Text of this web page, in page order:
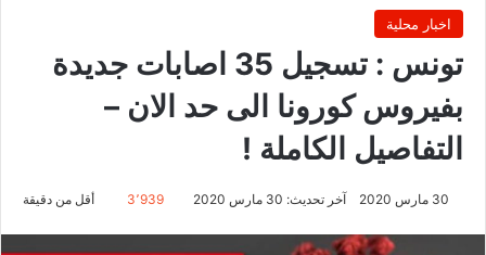
اخبار محلية
تونس : تسجيل 35 اصابات جديدة
بفيروس كورونا الى حد الان –
التفاصيل الكاملة !
30 مارس 2020 آخر تحديث: 30 مارس 2020 3٬939 أقل من دقيقة